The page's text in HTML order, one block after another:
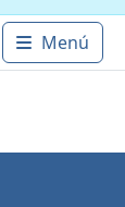
Main
Menú